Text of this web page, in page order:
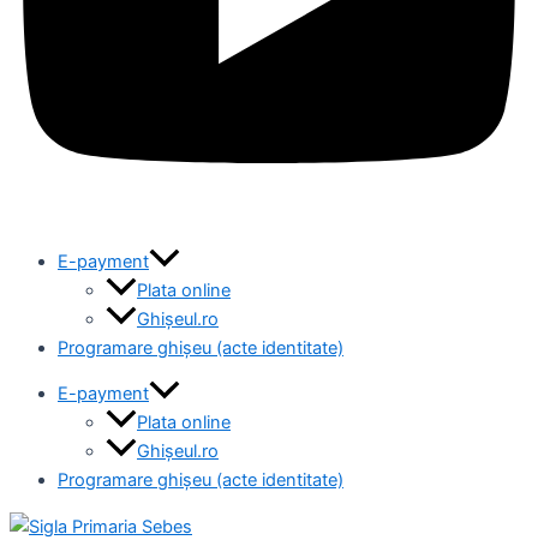
E-payment
Plata online
Ghișeul.ro
Programare ghișeu (acte identitate)
E-payment
Plata online
Ghișeul.ro
Programare ghișeu (acte identitate)